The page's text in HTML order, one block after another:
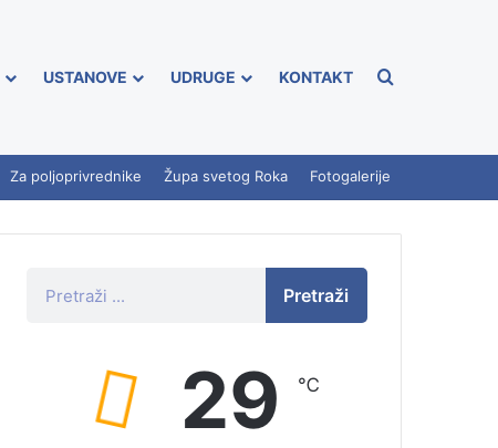
USTANOVE UDRUGE KONTAKT
Za poljoprivrednike Župa svetog Roka Fotogalerije
Pretraži
29 ℃